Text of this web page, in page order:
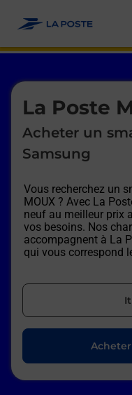
La Poste
Acheter un
Samsung
Vous recherchez un
MOUX ? Avec La
neuf au meilleur prix
vos besoins. Nos
accompagnent à La
qui vous correspond
Le lien s'ouvre dans un